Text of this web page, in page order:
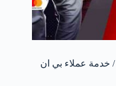
فني بي ان سبورت الاندلس / 55775282 / خدمة عملاء بي ان